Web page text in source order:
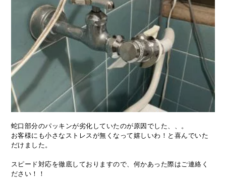
蛇口部分のパッキンが劣化していたのが原因でした、、。
お客様にも小さなストレスが無くなって嬉しいわ！と喜んでいた
だけました。
スピード対応を徹底しておりますので、何かあった際はご連絡く
ださい！！